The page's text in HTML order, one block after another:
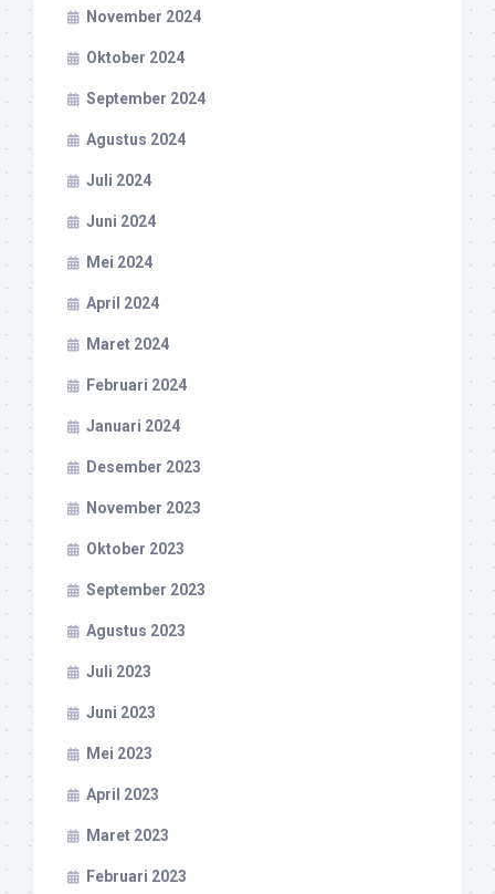
November 2024
Oktober 2024
September 2024
Agustus 2024
Juli 2024
Juni 2024
Mei 2024
April 2024
Maret 2024
Februari 2024
Januari 2024
Desember 2023
November 2023
Oktober 2023
September 2023
Agustus 2023
Juli 2023
Juni 2023
Mei 2023
April 2023
Maret 2023
Februari 2023